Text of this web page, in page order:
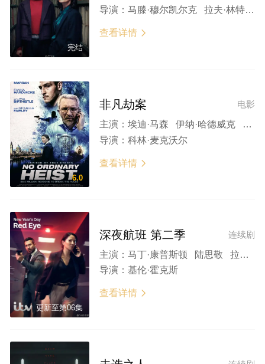
完结
导演： 马滕·穆尔凯尔克 拉夫·林特因斯
查看详情 
6.0
电影
非凡劫案
主演： 埃迪·马森 伊纳·哈德威克 米歇尔·费尔利 伊娃·伯西斯尔 安德里亚·厄文 帕特里克·欧凯恩 帕迪·詹金斯 J.B.穆尔 乔纳森·哈登 多纳尔·奥汉隆
导演： 科林·麦克沃尔
查看详情 
更新至第06集
连续剧
深夜航班 第二季
主演： 马丁·康普斯顿 陆思敬 拉塞尔·巴洛格 贝恩·科拉科 汤姆·福布斯 罗伯特·吉尔贝托 江珍美 尼古拉斯·罗尔 莱斯利·夏普 特雷弗·怀特
导演： 基伦·霍克斯
查看详情 